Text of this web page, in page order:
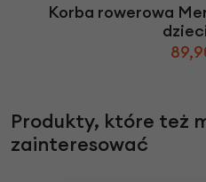
Korba rowerowa
Produkty, które też
zainteresować